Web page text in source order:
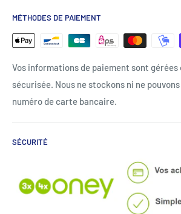
MÉTHODES DE PAIEMENT
Vos informations de paiement sont gérées
sécurisée. Nous ne stockons ni ne
numéro de carte bancaire.
SÉCURITÉ